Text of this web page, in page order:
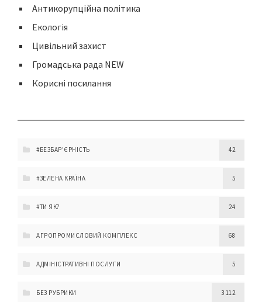
Антикорупційна політика
Екологія
Цивільний захист
Громадська рада NEW
Корисні посилання
#БЕЗБАР'ЄРНІСТЬ 42
#ЗЕЛЕНА КРАЇНА 5
#ТИ ЯК? 24
АГРОПРОМИСЛОВИЙ КОМПЛЕКС 68
АДМІНІСТРАТИВНІ ПОСЛУГИ 5
БЕЗ РУБРИКИ 3 112